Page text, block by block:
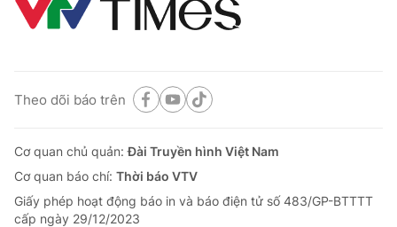
Theo dõi báo trên
Cơ quan chủ quản:Đài Truyền hình Việt Nam
Cơ quan báo chí: Thời báo VTV
Giấy phép hoạt động báo in và báo điện tử số 483/GP-BTTTT
cấp ngày 29/12/2023